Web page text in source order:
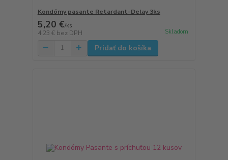
Kondómy pasante Retardant-Delay 3ks
5,20 €/ks
4,23 € bez DPH Skladom
Pridať do košíka